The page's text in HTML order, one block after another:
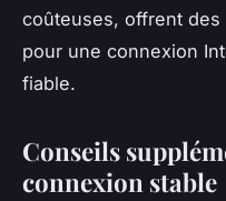
coûteuses, offrent
pour une connexion
fiable.
Conseils
connexion stable